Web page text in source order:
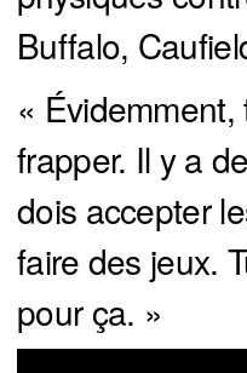
Buffalo,
«
frapper. Il y a
dois accepter
faire des jeux.
pour ça. »